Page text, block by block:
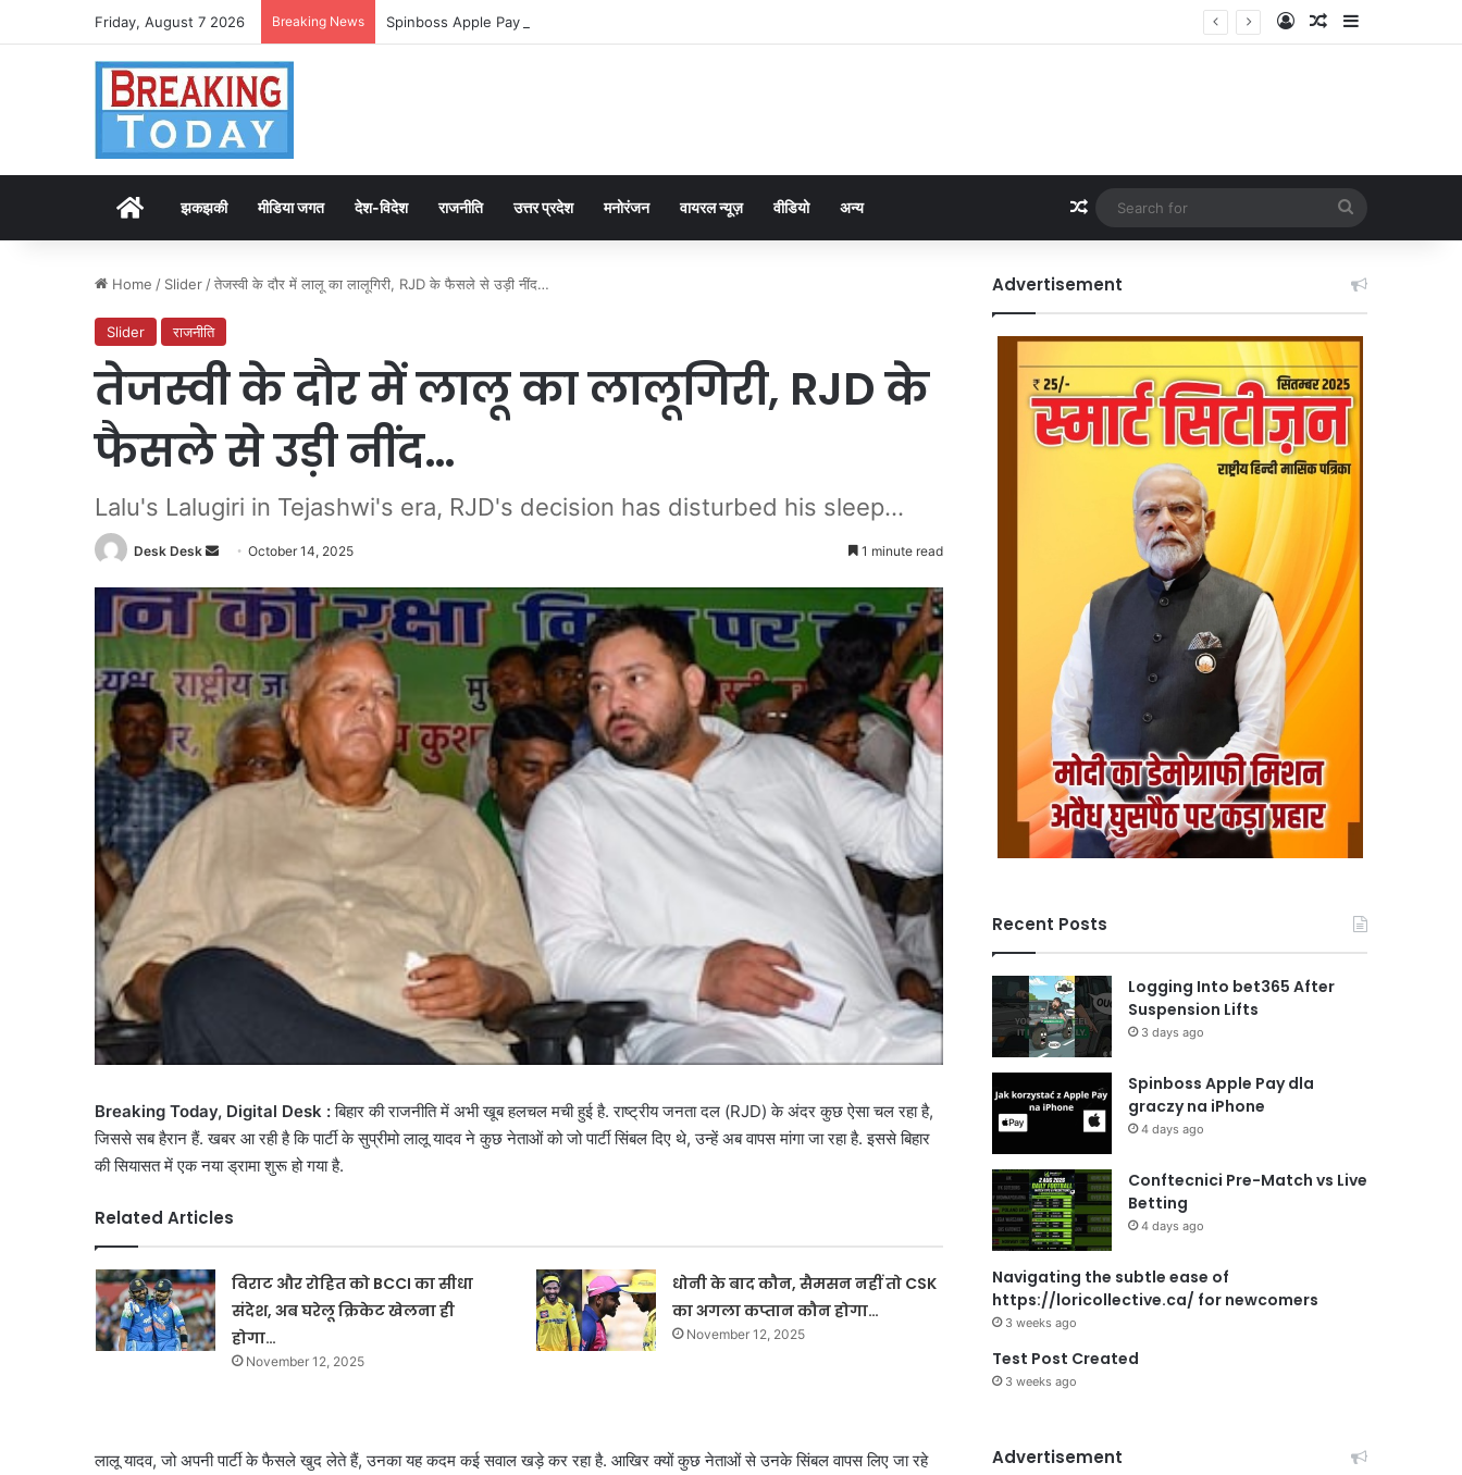
Friday, August 7 2026 Breaking News Spinboss Apple Pay dla graczy na iPhone Log InRandom Article
Sidebar
Homeझकझकी मीडिया जगत देश-विदेश राजनीति उत्तर प्रदेश मनोरंजन वायरल न्यूज़ वीडियो अन्य Random Article
for
Home / Slider /तेजस्वी के दौर में लालू का लालूगिरी, RJD के फैसले से उड़ी नींद…
Slider राजनीति
तेजस्वी के दौर में लालू का लालूगिरी, RJD के
फैसले से उड़ी नींद…
Lalu's Lalugiri in Tejashwi's era, RJD's decision has disturbed his sleep...
Desk Desk
Send
email
October 14, 2025 1 minute read
Breaking Today, Digital Desk :बिहार की राजनीति में अभी खूब हलचल मची हुई है. राष्ट्रीय जनता दल (RJD) के अंदर कुछ ऐसा चल रहा है,
जिससे सब हैरान हैं. खबर आ रही है कि पार्टी के सुप्रीमो लालू यादव ने कुछ नेताओं को जो पार्टी सिंबल दिए थे, उन्हें अब वापस मांगा जा रहा है. इससे बिहार
की सियासत में एक नया ड्रामा शुरू हो गया है.
Related Articles
विराट और रोहित को BCCI का सीधा
संदेश, अब घरेलू क्रिकेट खेलना ही
होगा…
November 12, 2025
धोनी के बाद कौन, सैमसन नहीं तो CSK
का अगला कप्तान कौन होगा…
November 12, 2025
लालू यादव, जो अपनी पार्टी के फैसले खुद लेते हैं, उनका यह कदम कई सवाल खड़े कर रहा है. आखिर क्यों कुछ नेताओं से उनके सिंबल वापस लिए जा रहे
Advertisement
Recent Posts
Logging Into bet365 After
Suspension Lifts
3 days ago
Spinboss Apple Pay dla
graczy na iPhone
4 days ago
Conftecnici Pre-Match vs Live
Betting
4 days ago
Navigating the subtle ease of
https://loricollective.ca/ for newcomers
3 weeks ago
Test Post Created
3 weeks ago
Advertisement